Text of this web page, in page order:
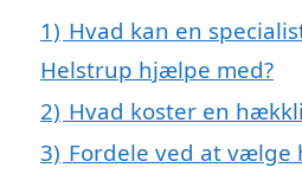
1) Hvad kan en
Helstrup hjælpe med?
2) Hvad koster en
3) Fordele ved at